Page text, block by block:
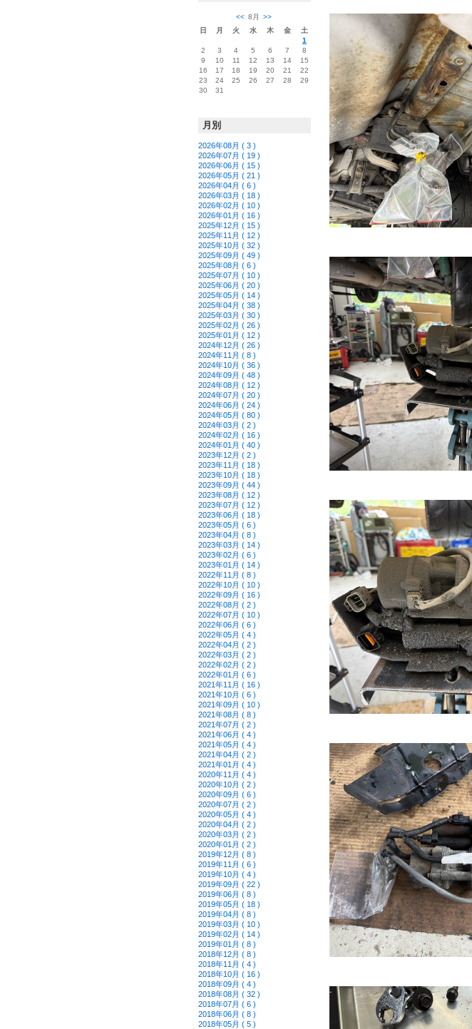
<< 8月
>>
日
月 火 水 木 金
土
1
2
3 4 5 6 7
8
9
10 11 12 13 14
15
16
17 18 19 20 21
22
23
24 25 26 27 28
29
30
31
月別
2026年08月 ( 3 )
2026年07月 ( 19 )
2026年06月 ( 15 )
2026年05月 ( 21 )
2026年04月 ( 6 )
2026年03月 ( 18 )
2026年02月 ( 10 )
2026年01月 ( 16 )
2025年12月 ( 15 )
2025年11月 ( 12 )
2025年10月 ( 32 )
2025年09月 ( 49 )
2025年08月 ( 6 )
2025年07月 ( 10 )
2025年06月 ( 20 )
2025年05月 ( 14 )
2025年04月 ( 38 )
2025年03月 ( 30 )
2025年02月 ( 26 )
2025年01月 ( 12 )
2024年12月 ( 26 )
2024年11月 ( 8 )
2024年10月 ( 36 )
2024年09月 ( 48 )
2024年08月 ( 12 )
2024年07月 ( 20 )
2024年06月 ( 24 )
2024年05月 ( 80 )
2024年03月 ( 2 )
2024年02月 ( 16 )
2024年01月 ( 40 )
2023年12月 ( 2 )
2023年11月 ( 18 )
2023年10月 ( 18 )
2023年09月 ( 44 )
2023年08月 ( 12 )
2023年07月 ( 12 )
2023年06月 ( 18 )
2023年05月 ( 6 )
2023年04月 ( 8 )
2023年03月 ( 14 )
2023年02月 ( 6 )
2023年01月 ( 14 )
2022年11月 ( 8 )
2022年10月 ( 10 )
2022年09月 ( 16 )
2022年08月 ( 2 )
2022年07月 ( 10 )
2022年06月 ( 6 )
2022年05月 ( 4 )
2022年04月 ( 2 )
2022年03月 ( 2 )
2022年02月 ( 2 )
2022年01月 ( 6 )
2021年11月 ( 16 )
2021年10月 ( 6 )
2021年09月 ( 10 )
2021年08月 ( 8 )
2021年07月 ( 2 )
2021年06月 ( 4 )
2021年05月 ( 4 )
2021年04月 ( 2 )
2021年01月 ( 4 )
2020年11月 ( 4 )
2020年10月 ( 2 )
2020年09月 ( 6 )
2020年07月 ( 2 )
2020年05月 ( 4 )
2020年04月 ( 2 )
2020年03月 ( 2 )
2020年01月 ( 2 )
2019年12月 ( 8 )
2019年11月 ( 6 )
2019年10月 ( 4 )
2019年09月 ( 22 )
2019年06月 ( 8 )
2019年05月 ( 18 )
2019年04月 ( 8 )
2019年03月 ( 10 )
2019年02月 ( 14 )
2019年01月 ( 8 )
2018年12月 ( 8 )
2018年11月 ( 4 )
2018年10月 ( 16 )
2018年09月 ( 4 )
2018年08月 ( 32 )
2018年07月 ( 6 )
2018年06月 ( 8 )
2018年05月 ( 5 )